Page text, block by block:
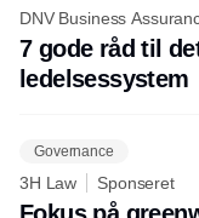
DNV Business
7 gode råd til
ledelsessystem
Governance
3H Law Sponseret